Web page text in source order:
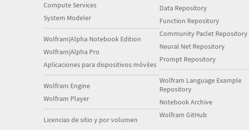
Compute Services
System Modeler
Wolfram|Alpha Notebook Edition
Wolfram|Alpha Pro
Aplicaciones para dispositivos móviles
Wolfram Engine
Wolfram Player
Licencias de sitio y por volumen
Data Repository
Function Repository
Community Paclet Repository
Neural Net Repository
Prompt Repository
Wolfram Language Example
Repository
Notebook Archive
Wolfram GitHub